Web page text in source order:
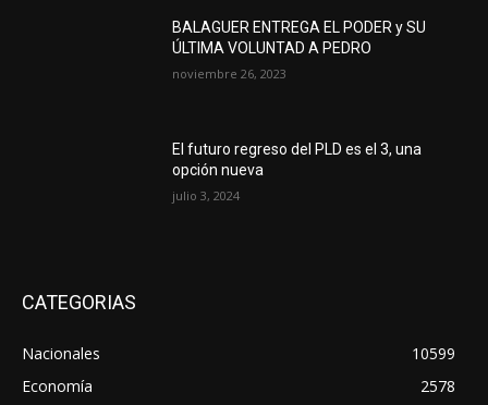
BALAGUER ENTREGA EL PODER y SU
ÚLTIMA VOLUNTAD A PEDRO
noviembre 26, 2023
El futuro regreso del PLD es el 3, una
opción nueva
julio 3, 2024
CATEGORIAS
Nacionales
10599
Economía
2578